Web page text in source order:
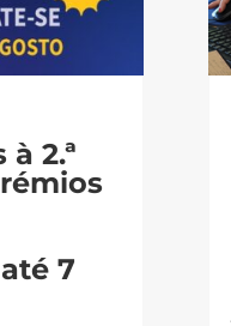
2.ª
7